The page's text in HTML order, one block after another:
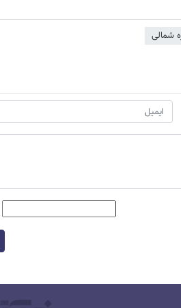
شمالی